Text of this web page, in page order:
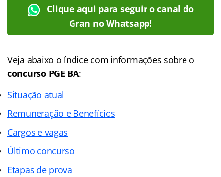
Clique aqui para seguir o canal do
Gran no Whatsapp!
Veja abaixo o índicecom informações sobre o
concurso PGE BA:
Situação atual
Remuneração e Benefícios
Cargos e vagas
Último concurso
Etapas de prova